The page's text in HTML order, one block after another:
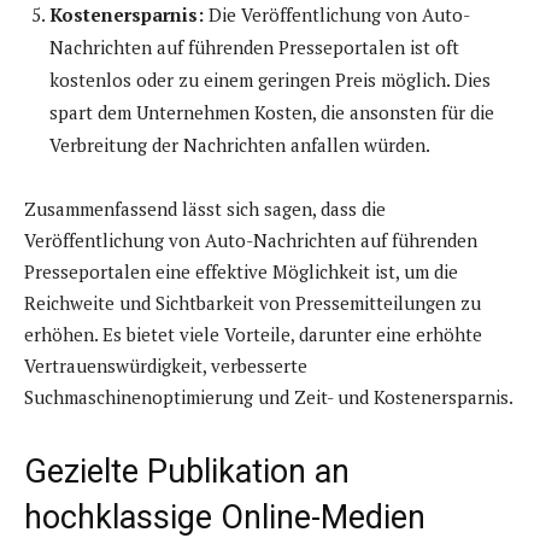
Kostenersparnis: Die Veröffentlichung von Auto-
Nachrichten auf führenden Presseportalen ist oft
kostenlos oder zu einem geringen Preis möglich. Dies
spart dem Unternehmen Kosten, die ansonsten für die
Verbreitung der Nachrichten anfallen würden.
Zusammenfassend lässt sich sagen, dass die
Veröffentlichung von Auto-Nachrichten auf führenden
Presseportalen eine effektive Möglichkeit ist, um die
Reichweite und Sichtbarkeit von Pressemitteilungen zu
erhöhen. Es bietet viele Vorteile, darunter eine erhöhte
Vertrauenswürdigkeit, verbesserte
Suchmaschinenoptimierung und Zeit- und Kostenersparnis.
Gezielte Publikation an
hochklassige Online-Medien